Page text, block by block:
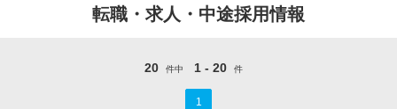
転職・求人・中途採用情報
20 件中 1 - 20 件
1